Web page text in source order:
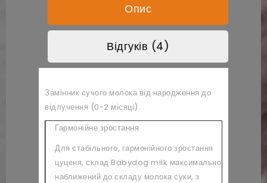
Опис
Відгуків (4)
Замінник сучого молока від народження до
відлучення (0-2 місяці).
Гармонійне зростання
Для стабільного, гармонійного зростання
цуценя, склад Babydog milk максимально
наближений до складу молока суки, з